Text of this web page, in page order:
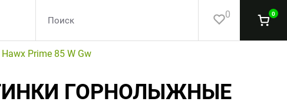
0 0
Prime 85 W Gw
ГОРНОЛЫЖНЫЕ